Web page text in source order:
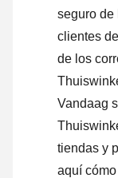
seguro de
clientes
de los
Vandaag
tiendas y
aquí